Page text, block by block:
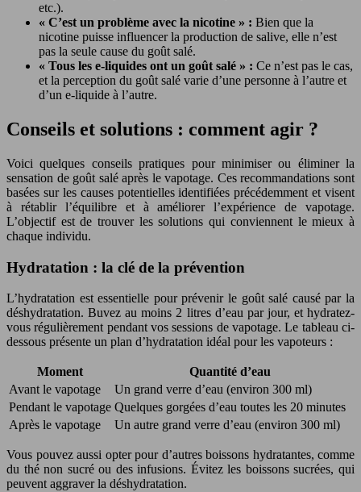
etc.).
« C’est un problème avec la nicotine » : Bien que la
nicotine puisse influencer la production de salive, elle n’est
pas la seule cause du goût salé.
« Tous les e-liquides ont un goût salé » : Ce n’est pas le cas,
et la perception du goût salé varie d’une personne à l’autre et
d’un e-liquide à l’autre.
Conseils et solutions : comment agir ?
Voici quelques conseils pratiques pour minimiser ou éliminer la
sensation de goût salé après le vapotage. Ces recommandations sont
basées sur les causes potentielles identifiées précédemment et visent
à rétablir l’équilibre et à améliorer l’expérience de vapotage.
L’objectif est de trouver les solutions qui conviennent le mieux à
chaque individu.
Hydratation : la clé de la prévention
L’hydratation est essentielle pour prévenir le goût salé causé par la
déshydratation. Buvez au moins 2 litres d’eau par jour, et hydratez-
vous régulièrement pendant vos sessions de vapotage. Le tableau ci-
dessous présente un plan d’hydratation idéal pour les vapoteurs :
Moment
Quantité d’eau
Avant le vapotage
Un grand verre d’eau (environ 300 ml)
Pendant le vapotage Quelques gorgées d’eau toutes les 20 minutes
Après le vapotage
Un autre grand verre d’eau (environ 300 ml)
Vous pouvez aussi opter pour d’autres boissons hydratantes, comme
du thé non sucré ou des infusions. Évitez les boissons sucrées, qui
peuvent aggraver la déshydratation.